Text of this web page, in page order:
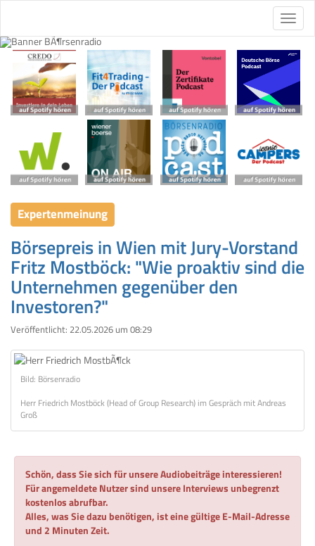
Expertenmeinung
Börsepreis in Wien mit Jury-Vorstand
Fritz Mostböck: "Wie proaktiv sind die
Unternehmen gegenüber den
Investoren?"
Veröffentlicht: 22.05.2026 um 08:29
Bild: Börsenradio
Herr Friedrich Mostböck (Head of Group Research) im Gespräch mit Andreas
Groß
Schön, dass Sie sich für unsere Audiobeiträge interessieren!
Für angemeldete Nutzer sind unsere Interviews unbegrenzt
kostenlos abrufbar.
Alles, was Sie dazu benötigen, ist eine gültige E-Mail-Adresse
und 2 Minuten Zeit.